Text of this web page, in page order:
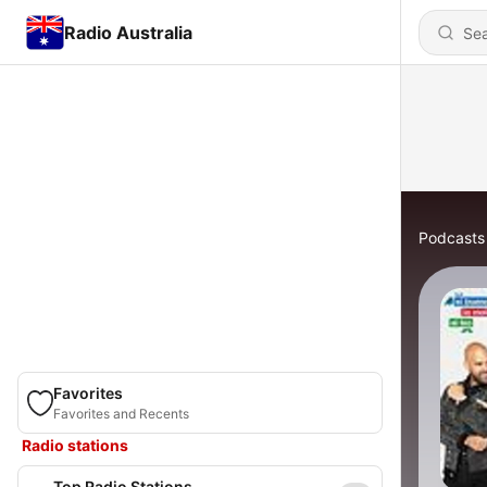
Radio Australia
Favorites
Favorites and Recents
Radio stations
Podcasts